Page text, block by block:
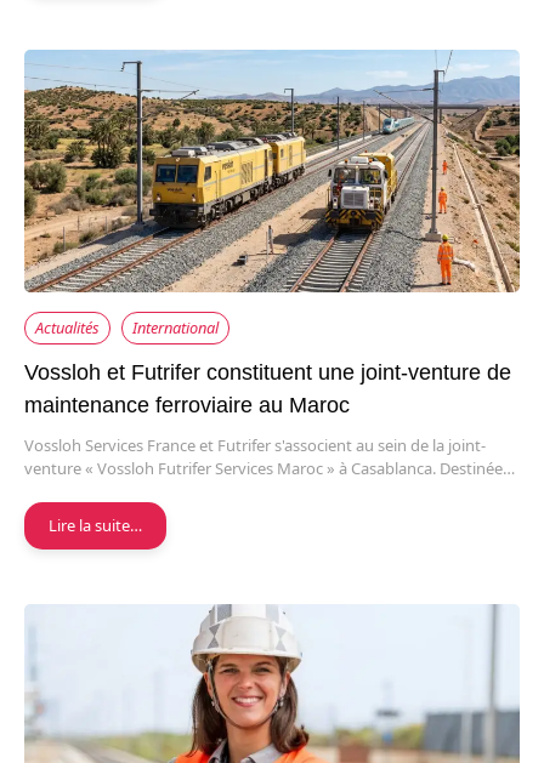
Actualités International
Vossloh et Futrifer constituent une joint-venture de
maintenance ferroviaire au Maroc
Vossloh Services France et Futrifer s'associent au sein de la joint-
venture « Vossloh Futrifer Services Maroc » à Casablanca. Destinée…
Lire la suite…